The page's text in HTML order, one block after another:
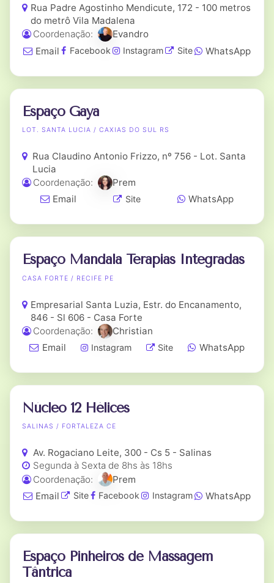
Rua Padre Agostinho Mendicute, 172 - 100 metros
do metrô Vila Madalena
Coordenação:
Evandro
Email
Facebook Instagram Site WhatsApp
Espaço Gaya
LOT. SANTA LUCIA / CAXIAS DO SUL RS
Rua Claudino Antonio Frizzo, nº 756 - Lot. Santa
Lucia
Coordenação:
Prem
Email
Site WhatsApp
Espaço Mandala Terapias Integradas
CASA FORTE / RECIFE PE
Empresarial Santa Luzia, Estr. do Encanamento,
846 - Sl 606 - Casa Forte
Coordenação:
Christian
Email
Instagram Site WhatsApp
Núcleo 12 Hélices
SALINAS / FORTALEZA CE
Av. Rogaciano Leite, 300 - Cs 5 - Salinas
Segunda à Sexta de 8hs às 18hs
Coordenação:
Prem
Email
Site Facebook Instagram WhatsApp
Espaço Pinheiros de Massagem
Tântrica